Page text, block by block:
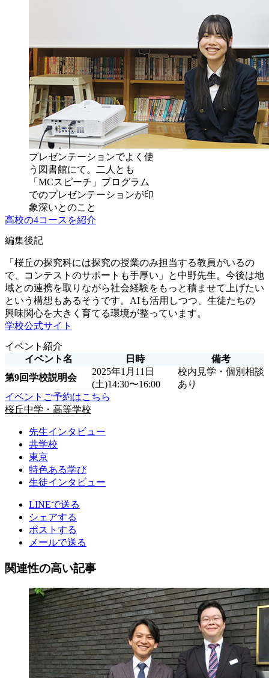
プレゼンテーションでよく使
う図書館にて。二人とも
「MCスピーチ」プログラム
でのプレゼンテーションが印
象深いとのこと
高校の4コースを紹介
編集後記
「桜丘の探究科には探究の授業のみ担当する教員がいるの
で、コンテストのサポートも手厚い」と中野先生。今後は地
域との連携を取りながら社会経験をもっと積ませて上げたい
という構想もあるそうです。AIも活用しつつ、生徒たちの
興味関心を大きく育てる環境が整っています。
学校公式サイト
イベント紹介
イベント名
日時
備考
第9回学校説明会
2025年1月11日
(土)14:30〜16:00
校内見学・個別相談
あり
イベントご予約はこちら
桜丘中学・高等学校
先生インタビュー
共学校
東京
特色ある学び
生徒インタビュー
LINEで送る
シェアする
ポストする
メールで送る
関連性の高い記事